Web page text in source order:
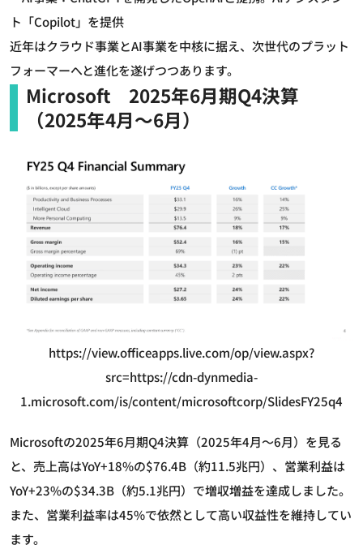
ト「Copilot」を提供
近年はクラウド事業とAI事業を中核に据え、次世代のプラット
フォーマーへと進化を遂げつつあります。
Microsoft 2025年6月期Q4決算
（2025年4月～6月）
https://view.officeapps.live.com/op/view.aspx?
src=https://cdn-dynmedia-
1.microsoft.com/is/content/microsoftcorp/SlidesFY25q4
Microsoftの2025年6月期Q4決算（2025年4月～6月）を見る
と、売上高はYoY+18%の$76.4B（約11.5兆円）、営業利益は
YoY+23%の$34.3B（約5.1兆円）で増収増益を達成しました。
また、営業利益率は45%で依然として高い収益性を維持してい
ます。